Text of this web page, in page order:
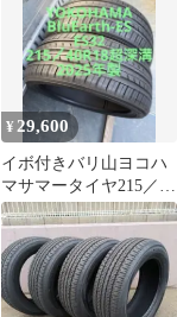
¥29,600
イボ付きバリ山ヨコハ
マサマータイヤ215／
40R18 85W超深溝